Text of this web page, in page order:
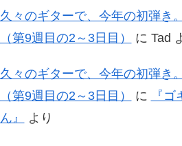
久々のギターで、今年の初弾き。
（第9週目の2～3日目）
に Tad
久々のギターで、今年の初弾き。
（第9週目の2～3日目）
に
『ゴ
ん』
より